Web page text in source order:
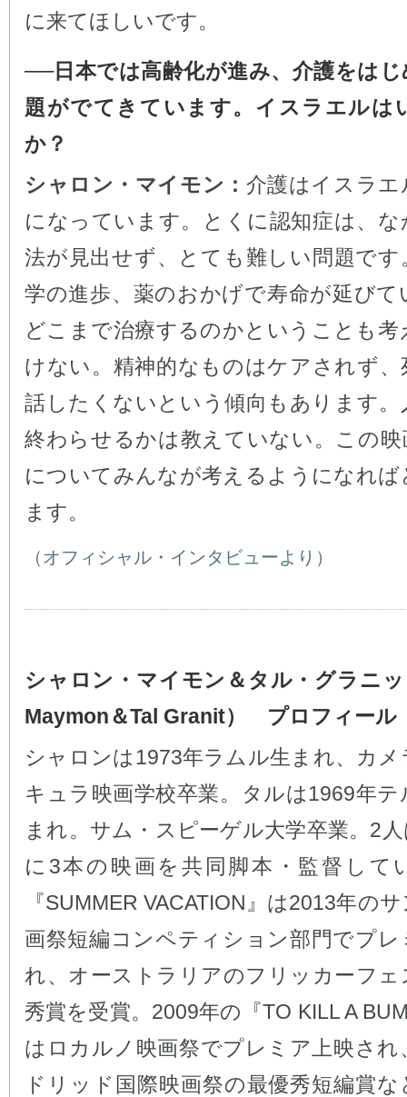
に来てほしいです。
──日本では高齢化が進み、介護をはじ
題がでてきています。イスラエルは
か？
シャロン・マイモン： 介護はイスラエ
になっています。とくに認知症は、な
法が見出せず、とても難しい問題です
学の進歩、薬のおかげで寿命が延びて
どこまで治療するのかということも考
けない。精神的なものはケアされず、
話したくないという傾向もあります。
終わらせるかは教えていない。この映
についてみんなが考えるようになれば
ます。
（オフィシャル・インタビューより）
シャロン・マイモン＆タル・グラニ
Maymon＆Tal Granit） プロフィール
シャロンは1973年ラムル生まれ、カ
キュラ映画学校卒業。タルは1969年
まれ。サム・スピーゲル大学卒業。2
に3本の映画を共同脚本・監督して
『SUMMER VACATION』は2013年の
画祭短編コンペティション部門でプレ
れ、オーストラリアのフリッカーフェ
秀賞を受賞。2009年の『TO KILL A
はロカルノ映画祭でプレミア上映され
ドリッド国際映画祭の最優秀短編賞